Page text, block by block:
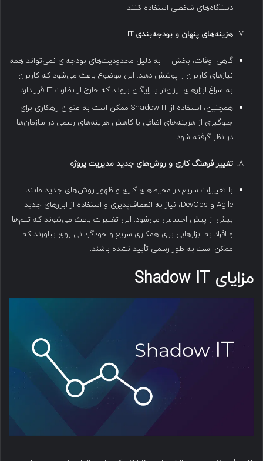
دستگاه‌های شخصی استفاده کنند.
هزینه‌های پنهان و بودجه‌بندی IT
گاهی اوقات، بخش IT به دلیل محدودیت‌های بودجه‌ای نمی‌تواند همه
نیازهای کاربران را پوشش دهد. این موضوع باعث می‌شود که کاربران
به سراغ ابزارهای ارزان‌تر یا رایگان بروند که خارج از نظارت IT قرار دارد.
همچنین، استفاده از Shadow IT ممکن است به عنوان راهکاری برای
جلوگیری از هزینه‌های اضافی یا کاهش هزینه‌های رسمی در سازمان‌ها
در نظر گرفته شود.
تغییر فرهنگ کاری و روش‌های جدید مدیریت پروژه
با تغییرات سریع در محیط‌های کاری و ظهور روش‌های جدید مانند
Agile و DevOps، نیاز به انعطاف‌پذیری و استفاده از ابزارهای جدید
بیش از پیش احساس می‌شود. این تغییرات باعث می‌شوند که تیم‌ها
و افراد به ابزارهایی برای همکاری سریع و خودگردانی روی بیاورند که
ممکن است به طور رسمی تأیید نشده باشند.
مزایای Shadow IT